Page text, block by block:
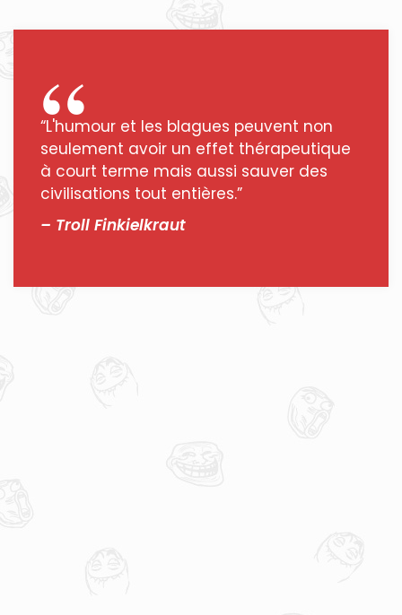
“L'humour et les blagues peuvent non
seulement avoir un effet thérapeutique
à court terme mais aussi sauver des
civilisations tout entières.”
– Troll Finkielkraut